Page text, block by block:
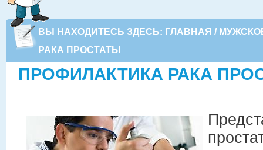
ВЫ НАХОДИТЕСЬ ЗДЕСЬ: ГЛАВНАЯ /
РАКА ПРОСТАТЫ
ПРОФИЛАКТИКА РАКА